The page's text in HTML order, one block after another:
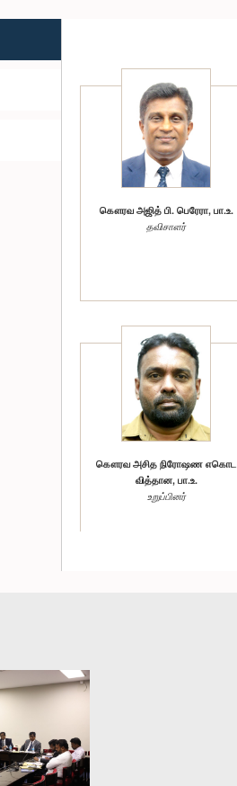
கௌரவ அஜித் பி. பெரேரா, பா.உ.
தவிசாளர்
கௌரவ அசித நிரோஷண எகொட
வித்தான, பா.உ.
உறுப்பினர்